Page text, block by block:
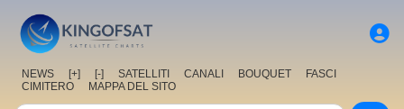
NEWS [+] [-] SATELLITI CANALI BOUQUET
FASCI
CIMITERO
MAPPA DEL SITO